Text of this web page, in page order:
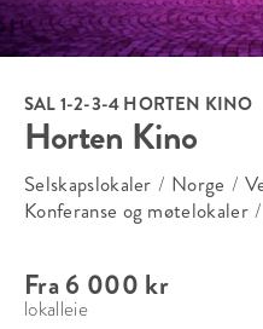
SAL 1-2-3-4 HORTEN KINO
Horten Kino
Selskapslokaler / Norge /
Konferanse og møtelokaler /
Fra 6 000 kr
lokalleie